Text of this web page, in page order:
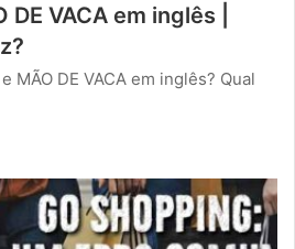
DE VACA em inglês |
MÃO DE VACA em inglês? Qual